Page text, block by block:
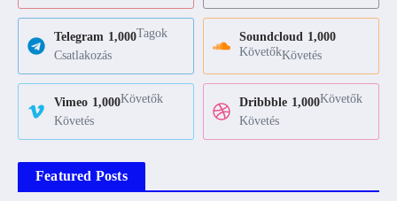
Telegram 1,000Tagok
Csatlakozás
Soundcloud 1,000
KövetőkKövetés
Vimeo 1,000Követők
Követés
Dribbble 1,000Követők
Követés
Featured Posts